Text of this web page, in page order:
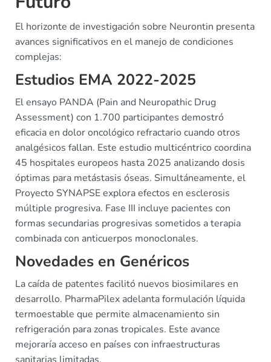
El horizonte de investigación sobre Neurontin presenta
avances significativos en el manejo de condiciones
complejas:
Estudios EMA 2022-2025
El ensayo PANDA (Pain and Neuropathic Drug
Assessment) con 1.700 participantes demostró
eficacia en dolor oncológico refractario cuando otros
analgésicos fallan. Este estudio multicéntrico coordina
45 hospitales europeos hasta 2025 analizando dosis
óptimas para metástasis óseas. Simultáneamente, el
Proyecto SYNAPSE explora efectos en esclerosis
múltiple progresiva. Fase III incluye pacientes con
formas secundarias progresivas sometidos a terapia
combinada con anticuerpos monoclonales.
Novedades en Genéricos
La caída de patentes facilitó nuevos biosimilares en
desarrollo. PharmaPilex adelanta formulación líquida
termoestable que permite almacenamiento sin
refrigeración para zonas tropicales. Este avance
mejoraría acceso en países con infraestructuras